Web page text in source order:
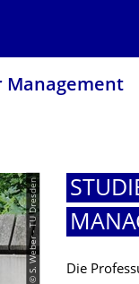
Management
© S. Weber - TU Dresden
Die